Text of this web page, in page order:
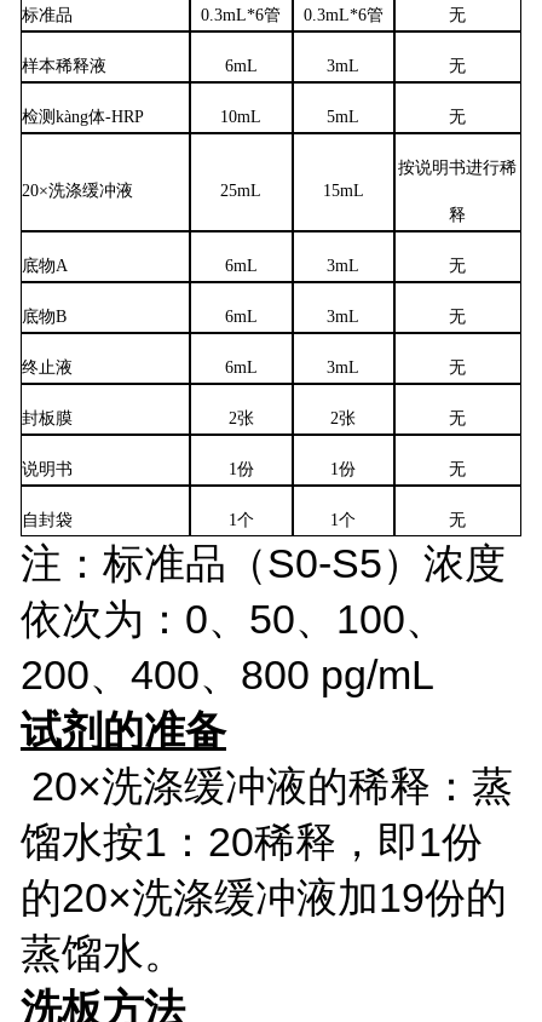
标准品 0.3mL*6管 0.3mL*6管 无
样本稀释液 6mL 3mL 无
检测kàng体-HRP 10mL 5mL 无
20×洗涤缓冲液 25mL 15mL
按说明书进行稀
释
底物A 6mL 3mL 无
底物B 6mL 3mL 无
终止液 6mL 3mL 无
封板膜 2张 2张 无
说明书 1份 1份 无
自封袋 1个 1个 无
注：标准品（S0-S5）浓度
依次为：0、50、100、
200、400、800 pg/mL
试剂的准备
20×洗涤缓冲液的稀释：蒸
馏水按1：20稀释，即1份
的20×洗涤缓冲液加19份的
蒸馏水。
洗板方法